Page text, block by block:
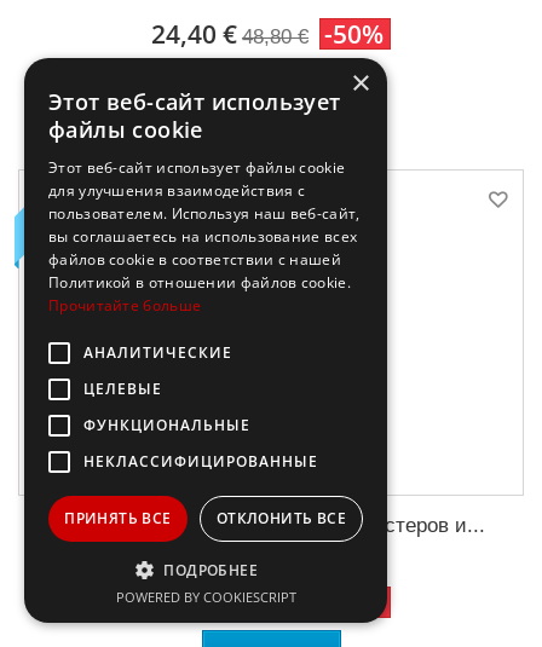
24,40 € 48,80 € -50%
НОВОЕ
Школа поэтов. Сборник стихов мастеров и...
12,90 € 25,80 €
×
Этот веб-сайт использует
файлы cookie
Этот веб-сайт использует файлы cookie
для улучшения взаимодействия с
пользователем. Используя наш веб-сайт,
вы соглашаетесь на использование всех
файлов cookie в соответствии с нашей
Политикой в ​​отношении файлов cookie.
Прочитайте больше
АНАЛИТИЧЕСКИЕ
ЦЕЛЕВЫЕ
ФУНКЦИОНАЛЬНЫЕ
НЕКЛАССИФИЦИРОВАННЫЕ
ПРИНЯТЬ ВСЕ ОТКЛОНИТЬ ВСЕ
ПОДРОБНЕЕ
POWERED BY COOKIESCRIPT